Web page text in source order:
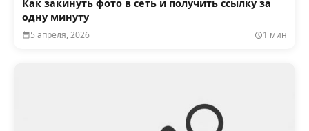
Как закинуть фото в сеть и получить ссылку за
одну минуту
5 апреля, 2026 1 мин